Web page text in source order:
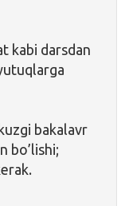
kabi darsdan
bakalavr
bo’lishi;